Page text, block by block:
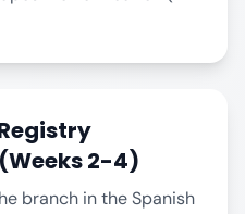
2-4)
branch in the Spanish